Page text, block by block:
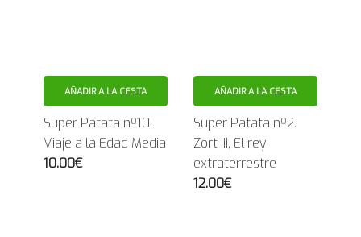
AÑADIR A LA CESTA
Super Patata nº10.
Viaje a la Edad Media
10.00€
AÑADIR A LA CESTA
Super Patata nº2.
Zort III, El rey
extraterrestre
12.00€